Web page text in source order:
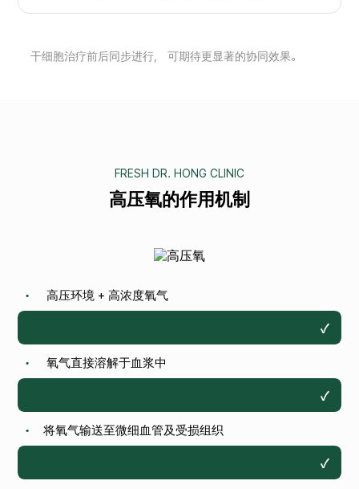
干细胞治疗前后同步进行， 可期待更显著的协同效果。
FRESH DR. HONG CLINIC
高压氧的作用机制
• 高压环境 + 高浓度氧气
✓
• 氧气直接溶解于血浆中
✓
• 将氧气输送至微细血管及受损组织
✓